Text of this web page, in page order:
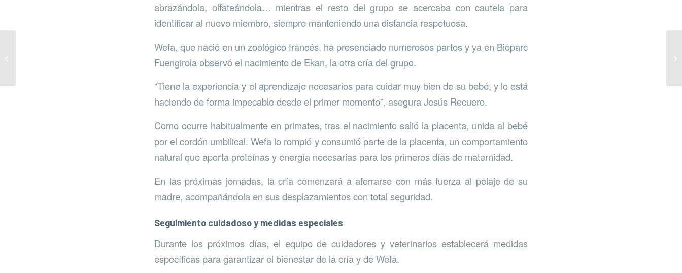
abrazándola, olfateándola… mientras el resto del grupo se acercaba con cautela para
identificar al nuevo miembro, siempre manteniendo una distancia respetuosa.
Wefa, que nació en un zoológico francés, ha presenciado numerosos partos y ya en Bioparc
Fuengirola observó el nacimiento de Ekan, la otra cría del grupo.
“Tiene la experiencia y el aprendizaje necesarios para cuidar muy bien de su bebé, y lo está
haciendo de forma impecable desde el primer momento”, asegura Jesús Recuero.
Como ocurre habitualmente en primates, tras el nacimiento salió la placenta, unida al bebé
por el cordón umbilical. Wefa lo rompió y consumió parte de la placenta, un comportamiento
natural que aporta proteínas y energía necesarias para los primeros días de maternidad.
En las próximas jornadas, la cría comenzará a aferrarse con más fuerza al pelaje de su
madre, acompañándola en sus desplazamientos con total seguridad.
Seguimiento cuidadoso y medidas especiales
Durante los próximos días, el equipo de cuidadores y veterinarios establecerá medidas
específicas para garantizar el bienestar de la cría y de Wefa.